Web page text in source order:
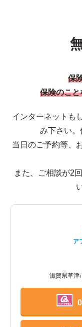
保
保険のこ
インターネットも
み下さい。
当日のご予約等、
また、ご相談が2
ア
滋賀県草津